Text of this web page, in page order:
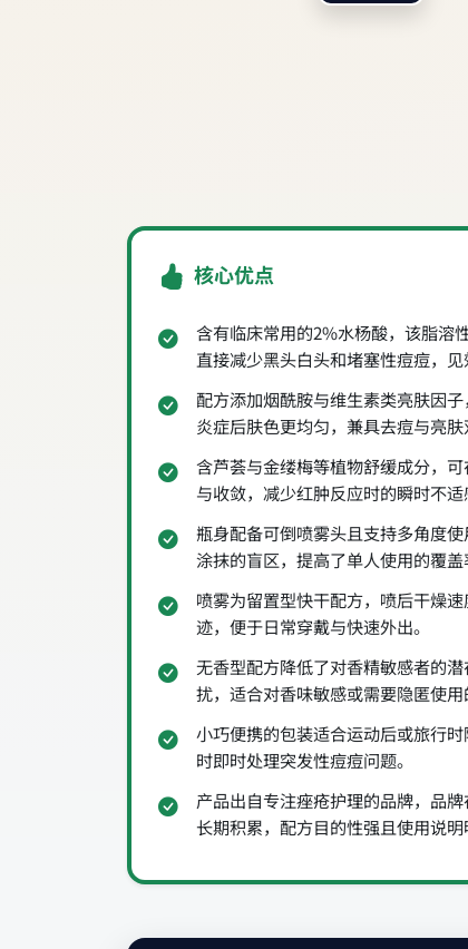
核心优点
含有临床常用的2%水杨酸，该脂溶
直接减少黑头白头和堵塞性痘痘，见
配方添加烟酰胺与维生素类亮肤因
炎症后肤色更均匀，兼具去痘与亮肤
含芦荟与金缕梅等植物舒缓成分，
与收敛，减少红肿反应时的瞬时不适
瓶身配备可倒喷雾头且支持多角度
涂抹的盲区，提高了单人使用的覆盖
喷雾为留置型快干配方，喷后干燥
迹，便于日常穿戴与快速外出。
无香型配方降低了对香精敏感者的
扰，适合对香味敏感或需要隐匿使用
小巧便携的包装适合运动后或旅行
时即时处理突发性痘痘问题。
产品出自专注痤疮护理的品牌，品
长期积累，配方目的性强且使用说明